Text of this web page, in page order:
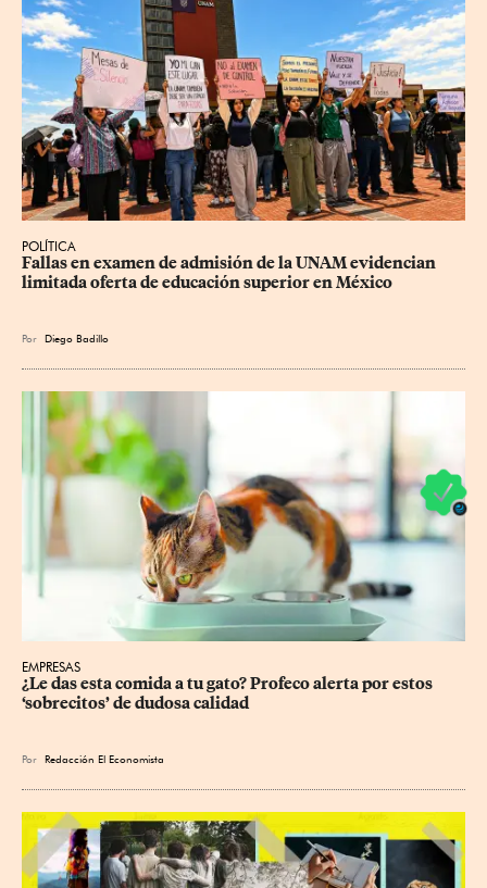
POLÍTICA
Fallas en examen de admisión de la UNAM evidencian
limitada oferta de educación superior en México
Por Diego Badillo
EMPRESAS
¿Le das esta comida a tu gato? Profeco alerta por estos
‘sobrecitos’ de dudosa calidad
Por Redacción El Economista